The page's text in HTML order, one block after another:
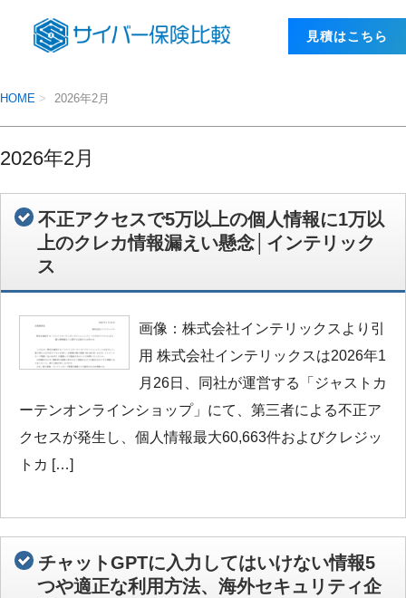
⾒積はこちら
HOME 2026年2月
2026年2月
不正アクセスで5万以上の個人情報に1万以
上のクレカ情報漏えい懸念│インテリック
ス
画像：株式会社インテリックスより引
用 株式会社インテリックスは2026年1
月26日、同社が運営する「ジャストカ
ーテンオンラインショップ」にて、第三者による不正ア
クセスが発生し、個人情報最大60,663件およびクレジッ
トカ […]
チャットGPTに入力してはいけない情報5
つや適正な利用方法、海外セキュリティ企